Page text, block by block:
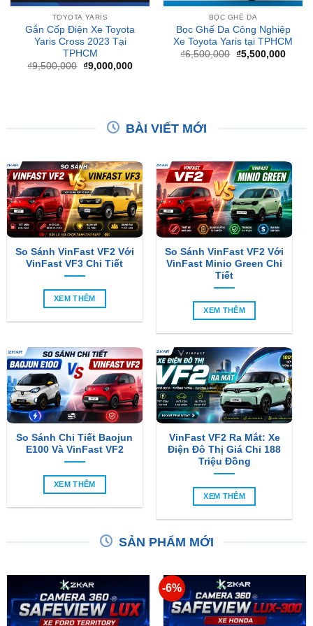
Yaris Cross 2023 Tại
TPHCM
₫9,500,000 Giá
gốc
là:
₫9,500,000.
₫ 9,000,000Giá
₫9,000,000.
Xe Toyota Yaris tại TPHCM
6,500,000 Giá
gốc
là:
₫6,500,000.
₫5,500,000
hiện
tại
là:
So Sánh VinFast VF2 Với
VinFast VF3 Chi Tiết
XEM THÊM
So Sánh VinFast VF2 Với
VinFast Minio Green Chi
Tiết
XEM THÊM
So Sánh Chi Tiết Baojun
E100 Và VinFast VF2
XEM THÊM
VinFast VF2 Ra Mắt: Xe
Điện Đô Thị Giá Chỉ 188
Triệu Đồng
XEM THÊM
SẢN PHẨM MỚI